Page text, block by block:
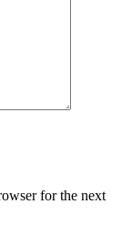
for the next